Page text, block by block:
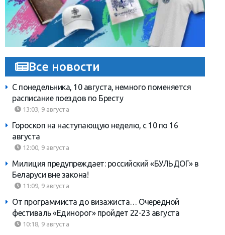
Все новости
С понедельника, 10 августа, немного поменяется
расписание поездов по Бресту
13:03, 9 августа
Гороскоп на наступающую неделю, с 10 по 16
августа
12:00, 9 августа
Милиция предупреждает: российский «БУЛЬДОГ» в
Беларуси вне закона!
11:09, 9 августа
От программиста до визажиста… Очередной
фестиваль «Единорог» пройдет 22-23 августа
10:18, 9 августа